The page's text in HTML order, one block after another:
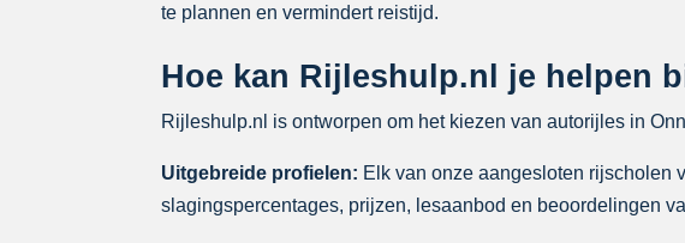
te plannen en vermindert reistijd.
Hoe kan Rijleshulp.nl je helpen
Rijleshulp.nl is ontworpen om het kiezen van autorijles in
Uitgebreide profielen: Elk van onze aangesloten rijscholen
slagingspercentages, prijzen, lesaanbod en beoordelingen